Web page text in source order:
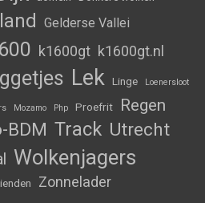
Gelderse Vallei
k1600gt k1600gt.nl
Lek Linge Loenersloot
Mozamo Php Proefrit Regen
BDM Track Utrecht
Wolkenjagers
Zonnelader